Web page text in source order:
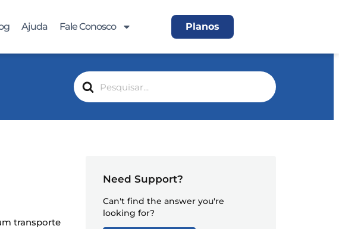
Ajuda Fale Conosco Planos
Search
For
transporte
Need Support?
Can't find the answer you're
looking for?